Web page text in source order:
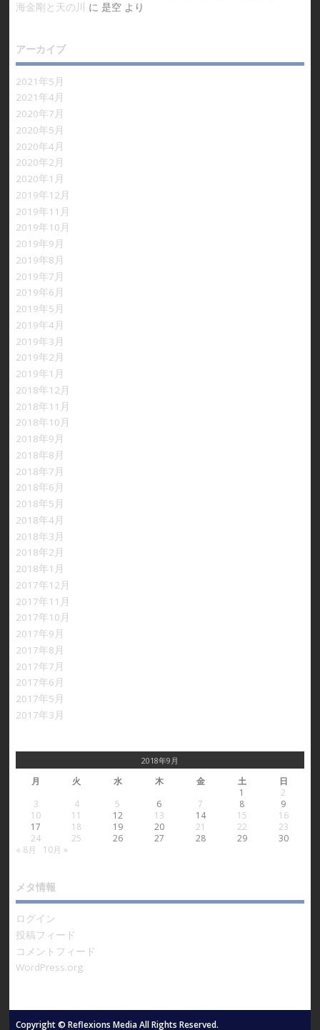
海金剛と天の川
に 是空より
アーカイブ
2021年5月
2021年4月
2020年7月
2020年5月
2020年4月
2020年2月
2020年1月
2019年12月
2019年11月
2019年10月
2019年9月
2019年8月
2019年7月
2019年6月
2019年5月
2019年4月
2019年3月
2019年2月
2019年1月
2018年12月
2018年11月
2018年10月
2018年9月
2018年8月
2018年7月
2018年6月
2018年5月
2018年4月
2018年3月
2018年2月
2018年1月
2017年12月
2017年11月
2017年10月
2017年9月
2017年8月
2017年7月
2017年6月
2017年5月
2017年3月
2018年9月
月 火 水 木 金 土
日
1
2
3
4 5 6 7 8
9
10
11 12 13 14 15
16
17
18 19 20 21 22
23
24
25 26 27 28 29
30
« 8月
10月 »
メタ情報
ログイン
投稿フィード
コメントフィード
WordPress.org
Copyright © Reflexions Media All Rights Reserved.